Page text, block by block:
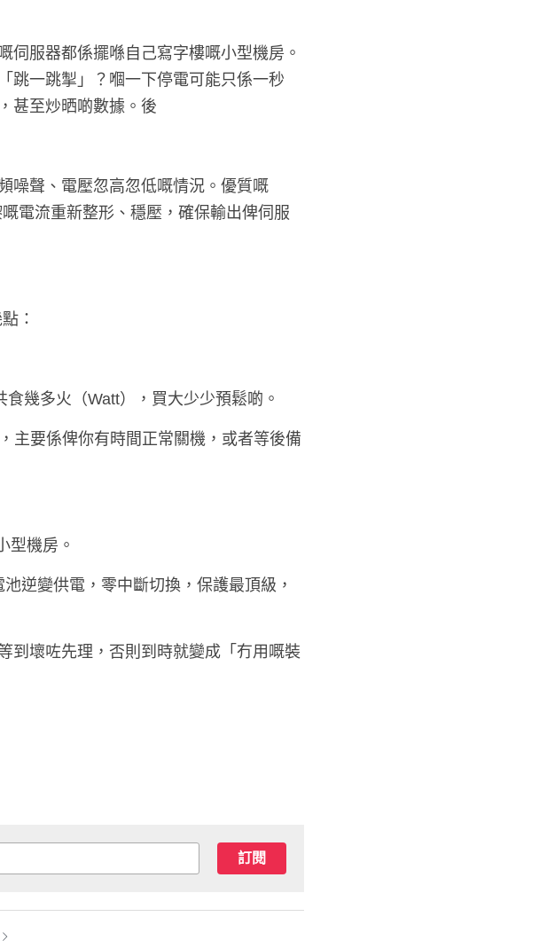
伺服器都係擺喺自己寫字樓嘅小型機房。
跳一跳掣」？嗰一下停電可能只係一秒
甚至炒晒啲數據。後
噪聲、電壓忽高忽低嘅情況。優質嘅
電流重新整形、穩壓，確保輸出俾伺服
：
幾多火（Watt），買大少少預鬆啲。
主要係俾你有時間正常關機，或者等後備
型機房。
到壞咗先理，否則到時就變成「冇用嘅裝
訂閱